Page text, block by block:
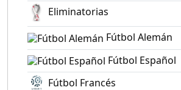
Eliminatorias
Fútbol Alemán
Fútbol Español
Fútbol Francés